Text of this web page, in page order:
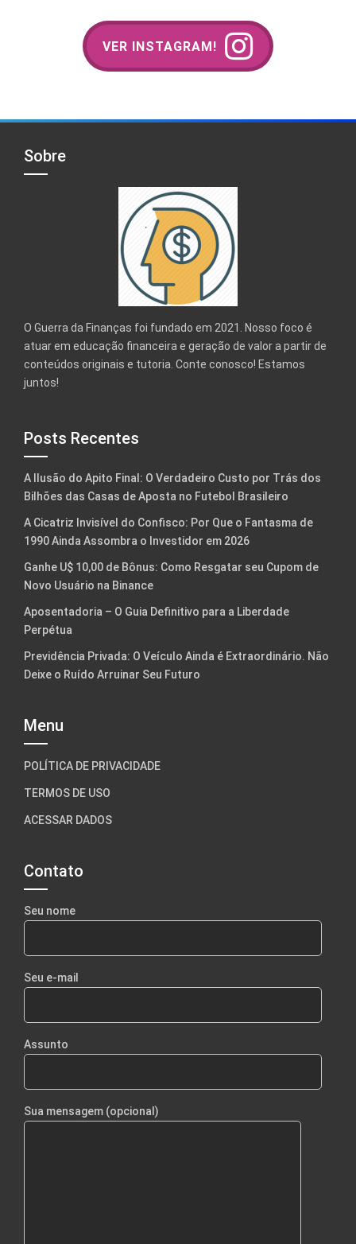
VER INSTAGRAM!
Sobre
O Guerra da Finanças foi fundado em 2021. Nosso foco é
atuar em educação financeira e geração de valor a partir de
conteúdos originais e tutoria. Conte conosco! Estamos
juntos!
Posts Recentes
A Ilusão do Apito Final: O Verdadeiro Custo por Trás dos
Bilhões das Casas de Aposta no Futebol Brasileiro
A Cicatriz Invisível do Confisco: Por Que o Fantasma de
1990 Ainda Assombra o Investidor em 2026
Ganhe U$ 10,00 de Bônus: Como Resgatar seu Cupom de
Novo Usuário na Binance
Aposentadoria – O Guia Definitivo para a Liberdade
Perpétua
Previdência Privada: O Veículo Ainda é Extraordinário. Não
Deixe o Ruído Arruinar Seu Futuro
Menu
POLÍTICA DE PRIVACIDADE
TERMOS DE USO
ACESSAR DADOS
Contato
Seu nome
Seu e-mail
Assunto
Sua mensagem (opcional)